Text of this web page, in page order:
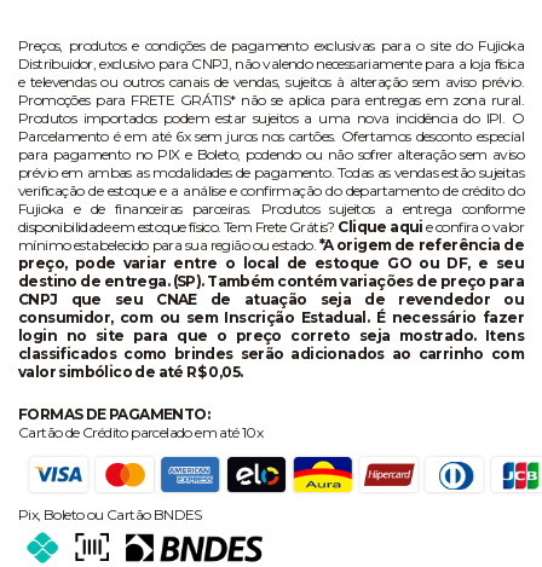
Preços, produtos e condições de pagamento exclusivas para o site do Fujioka
Distribuidor, exclusivo para CNPJ, não valendo necessariamente para a loja física
e televendas ou outros canais de vendas, sujeitos à alteração sem aviso prévio.
Promoções para FRETE GRÁTIS* não se aplica para entregas em zona rural.
Produtos importados podem estar sujeitos a uma nova incidência do IPI. O
Parcelamento é em até 6x sem juros nos cartões. Ofertamos desconto especial
para pagamento no PIX e Boleto, podendo ou não sofrer alteração sem aviso
prévio em ambas as modalidades de pagamento. Todas as vendas estão sujeitas
verificação de estoque e a análise e confirmação do departamento de crédito do
Fujioka e de financeiras parceiras. Produtos sujeitos a entrega conforme
disponibilidade em estoque físico. Tem Frete Grátis? Clique aqui e confira o valor
mínimo estabelecido para sua região ou estado. *A origem de referência de
preço, pode variar entre o local de estoque GO ou DF, e seu
destino de entrega. (SP). Também contém variações de preço para
CNPJ que seu CNAE de atuação seja de revendedor ou
consumidor, com ou sem Inscrição Estadual. É necessário fazer
login no site para que o preço correto seja mostrado. Itens
classificados como brindes serão adicionados ao carrinho com
valor simbólico de até R$ 0,05.
FORMAS DE PAGAMENTO:
Cartão de Crédito parcelado em até 10x
Pix, Boleto ou Cartão BNDES